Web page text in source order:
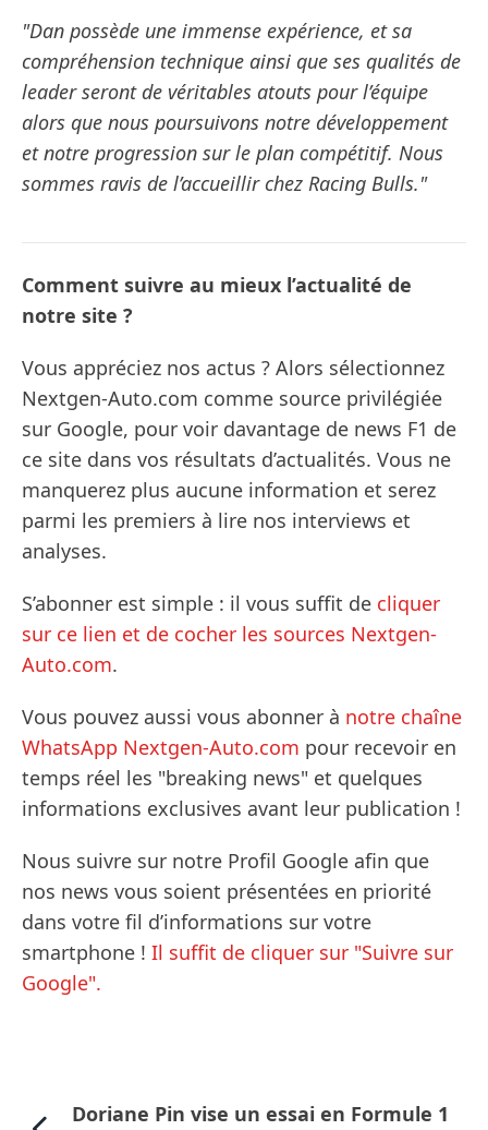
"Dan possède une immense expérience, et sa
compréhension technique ainsi que ses qualités de
leader seront de véritables atouts pour l’équipe
alors que nous poursuivons notre développement
et notre progression sur le plan compétitif. Nous
sommes ravis de l’accueillir chez Racing Bulls."
Comment suivre au mieux l’actualité de
notre site ?
Vous appréciez nos actus ? Alors sélectionnez
Nextgen-Auto.com comme source privilégiée
sur Google, pour voir davantage de news F1 de
ce site dans vos résultats d’actualités. Vous ne
manquerez plus aucune information et serez
parmi les premiers à lire nos interviews et
analyses.
S’abonner est simple : il vous suffit de cliquer
sur ce lien et de cocher les sources Nextgen-
Auto.com.
Vous pouvez aussi vous abonner à notre chaîne
WhatsApp Nextgen-Auto.com pour recevoir en
temps réel les "breaking news" et quelques
informations exclusives avant leur publication !
Nous suivre sur notre Profil Google afin que
nos news vous soient présentées en priorité
dans votre fil d’informations sur votre
smartphone ! Il suffit de cliquer sur "Suivre sur
Google".
Doriane Pin vise un essai en Formule 1